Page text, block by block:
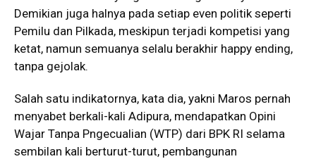
Demikian juga halnya pada setiap even politik seperti
Pemilu dan Pilkada, meskipun terjadi kompetisi yang
ketat, namun semuanya selalu berakhir happy ending,
tanpa gejolak.
Salah satu indikatornya, kata dia, yakni Maros pernah
menyabet berkali-kali Adipura, mendapatkan Opini
Wajar Tanpa Pngecualian (WTP) dari BPK RI selama
sembilan kali berturut-turut, pembangunan